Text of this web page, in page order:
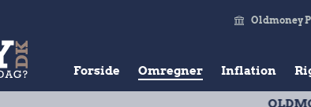
Oldmoney
Forside Omregner Inflation
OLDMONEY